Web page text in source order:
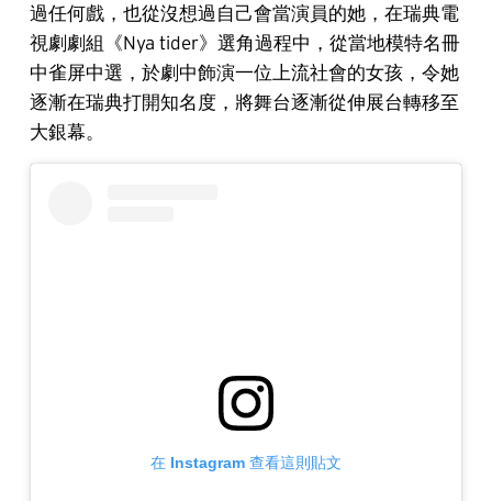
過任何戲，也從沒想過自己會當演員的她，在瑞典電
視劇劇組《Nya tider》選角過程中，從當地模特名冊
中雀屏中選，於劇中飾演一位上流社會的女孩，令她
逐漸在瑞典打開知名度，將舞台逐漸從伸展台轉移至
大銀幕。
在 Instagram 查看這則貼文